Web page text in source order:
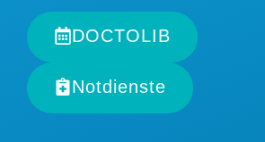
DOCTOLIB
Notdienste